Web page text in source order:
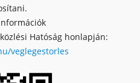
Hatóság honlapján:
veglegestorles